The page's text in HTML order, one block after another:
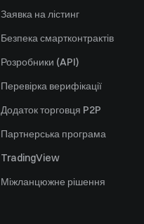
Заявка на лістинг
Безпека смартконтрактів
Розробники (API)
Перевірка верифікації
Додаток торговця P2P
Партнерська програма
TradingView
Міжланцюжне рішення